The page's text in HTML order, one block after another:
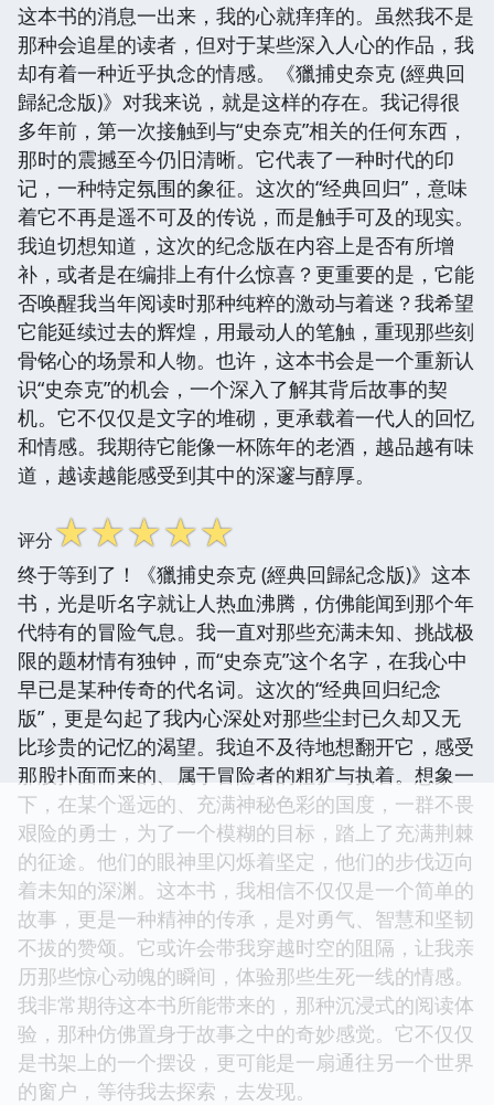
这本书的消息一出来，我的心就痒痒的。虽然我不是
那种会追星的读者，但对于某些深入人心的作品，我
却有着一种近乎执念的情感。《獵捕史奈克 (經典回
歸紀念版)》对我来说，就是这样的存在。我记得很
多年前，第一次接触到与“史奈克”相关的任何东西，
那时的震撼至今仍旧清晰。它代表了一种时代的印
记，一种特定氛围的象征。这次的“经典回归”，意味
着它不再是遥不可及的传说，而是触手可及的现实。
我迫切想知道，这次的纪念版在内容上是否有所增
补，或者是在编排上有什么惊喜？更重要的是，它能
否唤醒我当年阅读时那种纯粹的激动与着迷？我希望
它能延续过去的辉煌，用最动人的笔触，重现那些刻
骨铭心的场景和人物。也许，这本书会是一个重新认
识“史奈克”的机会，一个深入了解其背后故事的契
机。它不仅仅是文字的堆砌，更承载着一代人的回忆
和情感。我期待它能像一杯陈年的老酒，越品越有味
道，越读越能感受到其中的深邃与醇厚。
评分☆☆☆☆☆
终于等到了！《獵捕史奈克 (經典回歸紀念版)》这本
书，光是听名字就让人热血沸腾，仿佛能闻到那个年
代特有的冒险气息。我一直对那些充满未知、挑战极
限的题材情有独钟，而“史奈克”这个名字，在我心中
早已是某种传奇的代名词。这次的“经典回归纪念
版”，更是勾起了我内心深处对那些尘封已久却又无
比珍贵的记忆的渴望。我迫不及待地想翻开它，感受
那股扑面而来的、属于冒险者的粗犷与执着。想象一
下，在某个遥远的、充满神秘色彩的国度，一群不畏
艰险的勇士，为了一个模糊的目标，踏上了充满荆棘
的征途。他们的眼神里闪烁着坚定，他们的步伐迈向
着未知的深渊。这本书，我相信不仅仅是一个简单的
故事，更是一种精神的传承，是对勇气、智慧和坚韧
不拔的赞颂。它或许会带我穿越时空的阻隔，让我亲
历那些惊心动魄的瞬间，体验那些生死一线的情感。
我非常期待这本书所能带来的，那种沉浸式的阅读体
验，那种仿佛置身于故事之中的奇妙感觉。它不仅仅
是书架上的一个摆设，更可能是一扇通往另一个世界
的窗户，等待我去探索，去发现。